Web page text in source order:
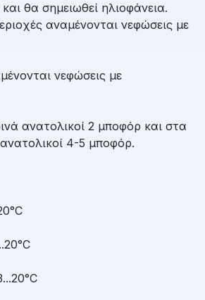
θα σημειωθεί ηλιοφάνεια.
αναμένονται νεφώσεις με
νεφώσεις με
ανατολικοί 2 μποφόρ και στα
4-5 μποφόρ.